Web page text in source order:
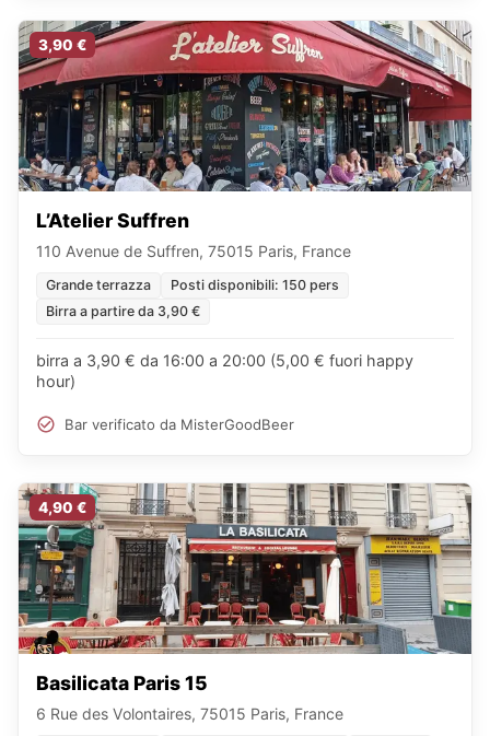
3,90 €
L’Atelier Suffren
110 Avenue de Suffren, 75015 Paris, France
Grande terrazza
Posti disponibili: 150 pers
Birra a partire da 3,90 €
birra a 3,90 € da 16:00 a 20:00 (5,00 € fuori happy
hour)
Bar verificato da MisterGoodBeer
4,90 €
Basilicata Paris 15
6 Rue des Volontaires, 75015 Paris, France